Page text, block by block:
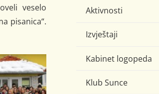
veselo
pisanica“.
Aktivnosti
Izvještaji
Kabinet logopeda
Klub Sunce